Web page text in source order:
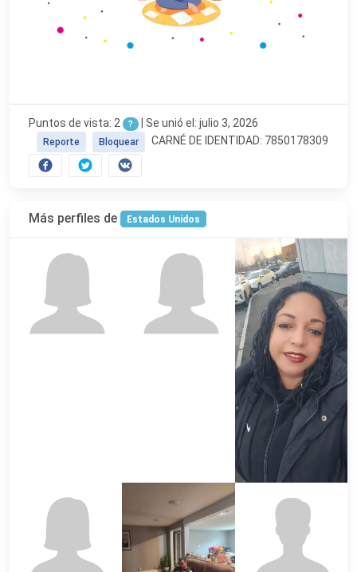
Puntos de vista: 2 ? | Se unió el: julio 3, 2026
CARNÉ DE IDENTIDAD: 7850178309
Bloquear
Reporte
Más perfiles de Estados Unidos